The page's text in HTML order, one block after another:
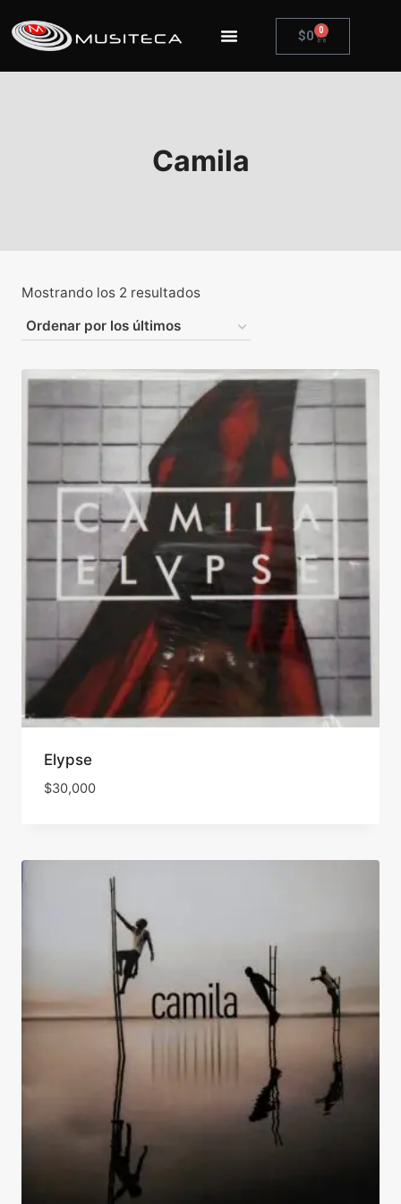
$0 0
Camila
Mostrando los 2 resultados
Elypse
$30,000